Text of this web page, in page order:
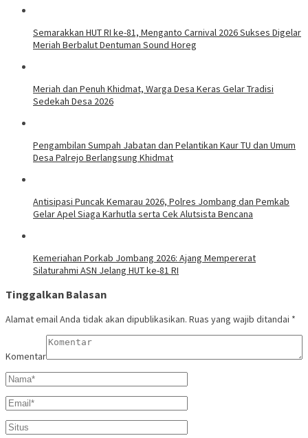
Semarakkan HUT RI ke-81, Menganto Carnival 2026 Sukses Digelar
Meriah Berbalut Dentuman Sound Horeg
Meriah dan Penuh Khidmat, Warga Desa Keras Gelar Tradisi
Sedekah Desa 2026
Pengambilan Sumpah Jabatan dan Pelantikan Kaur TU dan Umum
Desa Palrejo Berlangsung Khidmat
Antisipasi Puncak Kemarau 2026, Polres Jombang dan Pemkab
Gelar Apel Siaga Karhutla serta Cek Alutsista Bencana
Kemeriahan Porkab Jombang 2026: Ajang Mempererat
Silaturahmi ASN Jelang HUT ke-81 RI
Tinggalkan Balasan
Alamat email Anda tidak akan dipublikasikan. Ruas yang wajib ditandai *
Komentar